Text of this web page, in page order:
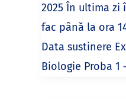
2025 În ultima
fac până la ora
Data sustinere
Biologie Proba 1